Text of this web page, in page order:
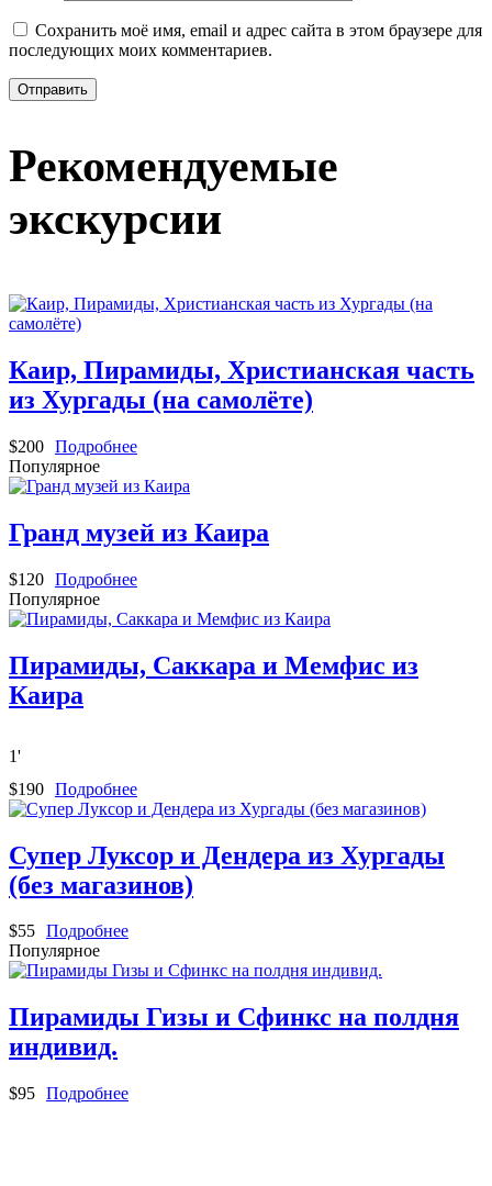
Сохранить моё имя, email и адрес сайта в этом браузере для
последующих моих комментариев.
Рекомендуемые
экскурсии
Каир, Пирамиды, Христианская часть
из Хургады (на самолёте)
$200 Подробнее
Популярное
Гранд музей из Каира
$120 Подробнее
Популярное
Пирамиды, Саккара и Мемфис из
Каира
1'
$190 Подробнее
Супер Луксор и Дендера из Хургады
(без магазинов)
$55 Подробнее
Популярное
Пирамиды Гизы и Сфинкс на полдня
индивид.
$95 Подробнее